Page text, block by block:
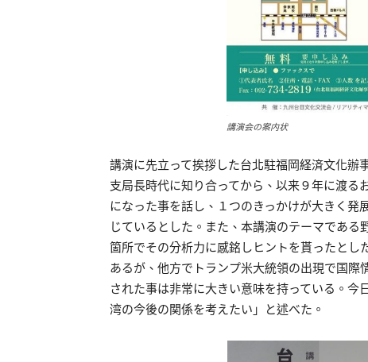
講演会の案内状
講演に先立って挨拶した台北駐福岡経済文化辦
支局長時代に知り合ってから、以来９年に渡る
になった事を話し、１つのきっかけが大きく
じているとした。また、本講演のテーマであ
箇所でその分析力に感銘しヒントを貰ったと
あるが、他方でトランプ米大統領の出現で国
された事は非常に大きい意味を持っている。
湾の今後の関係を考えたい」と述べた。